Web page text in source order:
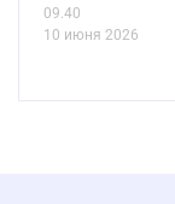
09.40
10 июня 2026